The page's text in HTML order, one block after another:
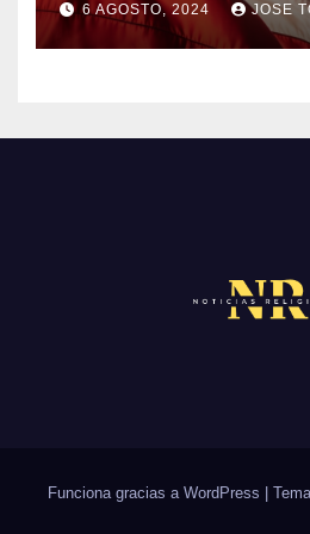
6 AGOSTO, 2024 JOSE
Funciona gracias a WordPress